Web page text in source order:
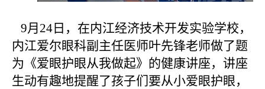
9月24日，在内江经济技术开发实验学校，
内江爱尔眼科副主任医师叶先锋老师做了题
为《爱眼护眼从我做起》的健康讲座，讲座
生动有趣地提醒了孩子们要从小爱眼护眼，